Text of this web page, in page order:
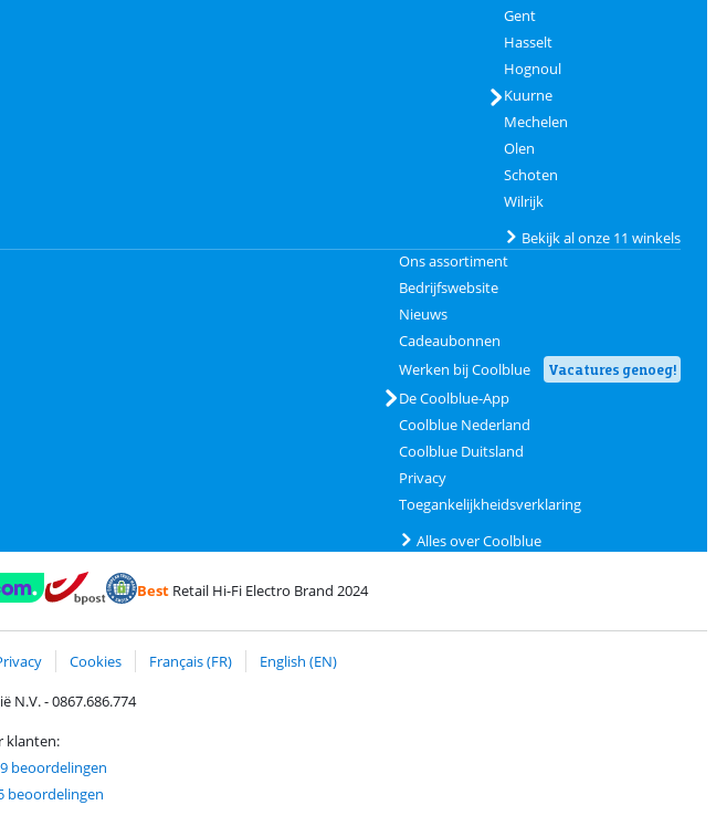
Gent
Hasselt
Hognoul
Kuurne
Mechelen
Olen
Schoten
Wilrijk
Bekijk al onze 11 winkels
Ons assortiment
Bedrijfswebsite
Nieuws
Cadeaubonnen
Werken bij Coolblue
Vacatures genoeg!
De Coolblue-App
Coolblue Nederland
Coolblue Duitsland
Privacy
Toegankelijkheidsverklaring
Alles over Coolblue
BestRetail Hi-Fi Electro Brand 2024
Cookies Français (FR)
English (EN)
N.V. - 0867.686.774
klanten:
beoordelingen
beoordelingen